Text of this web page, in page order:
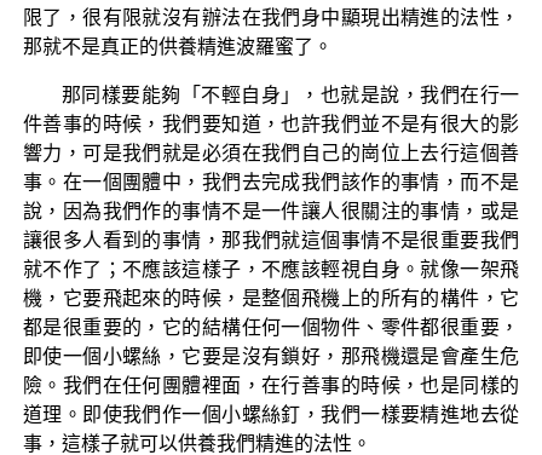
限了，很有限就沒有辦法在我們身中顯現出精進的法性，
那就不是真正的供養精進波羅蜜了。
那同樣要能夠「不輕自身」，也就是說，我們在行一
件善事的時候，我們要知道，也許我們並不是有很大的影
響力，可是我們就是必須在我們自己的崗位上去行這個善
事。在一個團體中，我們去完成我們該作的事情，而不是
說，因為我們作的事情不是一件讓人很關注的事情，或是
讓很多人看到的事情，那我們就這個事情不是很重要我們
就不作了；不應該這樣子，不應該輕視自身。就像一架飛
機，它要飛起來的時候，是整個飛機上的所有的構件，它
都是很重要的，它的結構任何一個物件、零件都很重要，
即使一個小螺絲，它要是沒有鎖好，那飛機還是會產生危
險。我們在任何團體裡面，在行善事的時候，也是同樣的
道理。即使我們作一個小螺絲釘，我們一樣要精進地去從
事，這樣子就可以供養我們精進的法性。